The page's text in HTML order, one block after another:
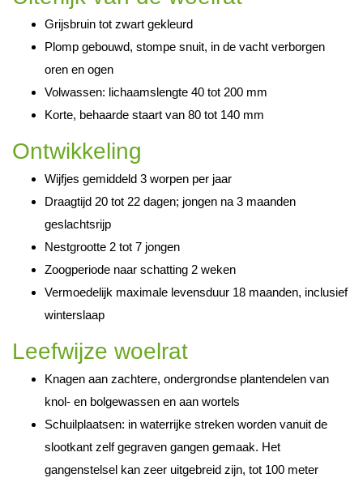
Grijsbruin tot zwart gekleurd
Plomp gebouwd, stompe snuit, in de vacht verborgen
oren en ogen
Volwassen: lichaamslengte 40 tot 200 mm
Korte, behaarde staart van 80 tot 140 mm
Ontwikkeling
Wijfjes gemiddeld 3 worpen per jaar
Draagtijd 20 tot 22 dagen; jongen na 3 maanden
geslachtsrijp
Nestgrootte 2 tot 7 jongen
Zoogperiode naar schatting 2 weken
Vermoedelijk maximale levensduur 18 maanden, inclusief
winterslaap
Leefwijze woelrat
Knagen aan zachtere, ondergrondse plantendelen van
knol- en bolgewassen en aan wortels
Schuilplaatsen: in waterrijke streken worden vanuit de
slootkant zelf gegraven gangen gemaak. Het
gangenstelsel kan zeer uitgebreid zijn, tot 100 meter